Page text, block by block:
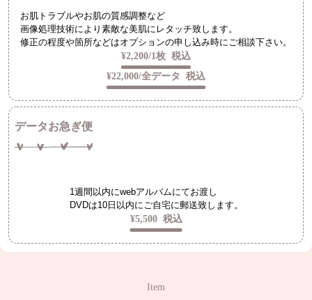
お肌トラブルやお肌の質感調整など
画像処理技術により素敵な美肌にレタッチ致します。
修正の程度や箇所などはオプションの申し込み時にご相談下さい。
¥2,200/1枚 税込
¥22,000/全データ
税込
データお急ぎ便
1週間以内にwebアルバムにてお渡し
DVDは10日以内にご自宅に郵送致します。
¥5,500 税込
Item